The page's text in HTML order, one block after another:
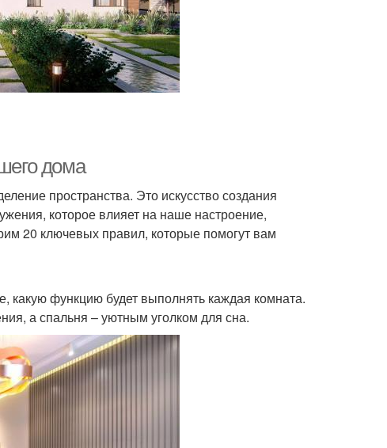
дома
пространства. Это искусство создания
которое влияет на наше настроение,
20 ключевых правил, которые помогут вам
какую функцию будет выполнять каждая комната.
а спальня – уютным уголком для сна.